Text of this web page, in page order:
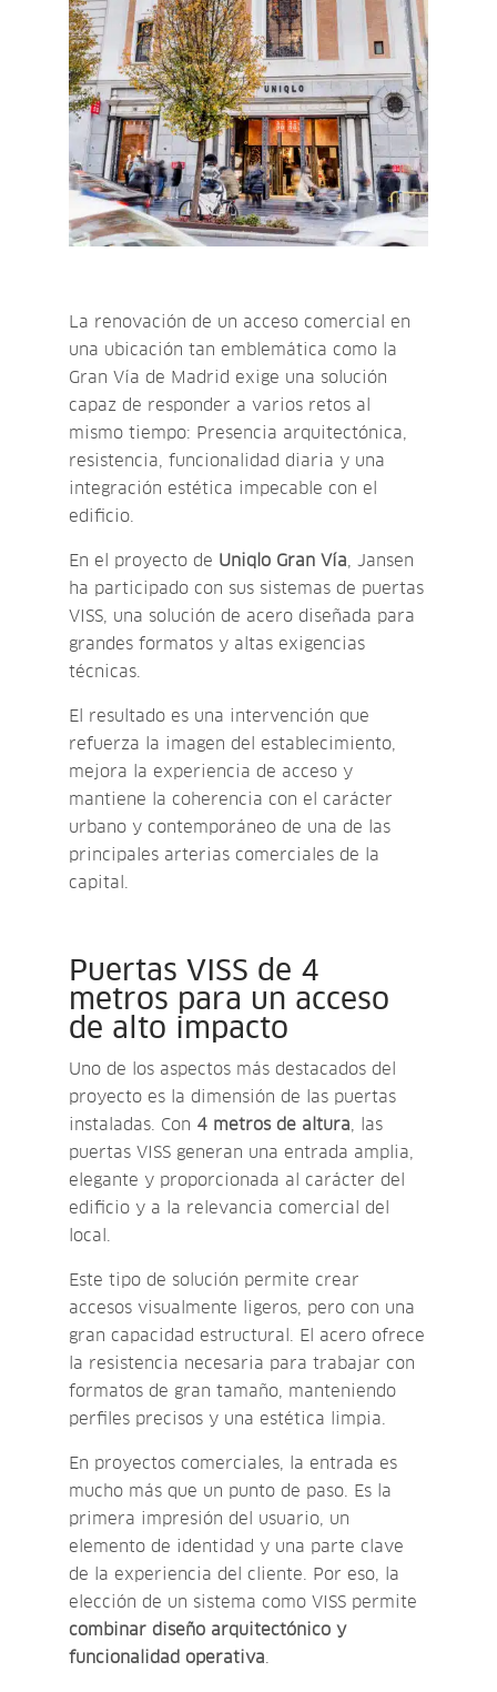
La renovación de un acceso comercial en
una ubicación tan emblemática como la
Gran Vía de Madrid exige una solución
capaz de responder a varios retos al
mismo tiempo: Presencia arquitectónica,
resistencia, funcionalidad diaria y una
integración estética impecable con el
edificio.
En el proyecto de Uniqlo Gran Vía, Jansen
ha participado con sus sistemas de puertas
VISS, una solución de acero diseñada para
grandes formatos y altas exigencias
técnicas.
El resultado es una intervención que
refuerza la imagen del establecimiento,
mejora la experiencia de acceso y
mantiene la coherencia con el carácter
urbano y contemporáneo de una de las
principales arterias comerciales de la
capital.
Puertas VISS de 4
metros para un acceso
de alto impacto
Uno de los aspectos más destacados del
proyecto es la dimensión de las puertas
instaladas. Con 4 metros de altura, las
puertas VISS generan una entrada amplia,
elegante y proporcionada al carácter del
edificio y a la relevancia comercial del
local.
Este tipo de solución permite crear
accesos visualmente ligeros, pero con una
gran capacidad estructural. El acero ofrece
la resistencia necesaria para trabajar con
formatos de gran tamaño, manteniendo
perfiles precisos y una estética limpia.
En proyectos comerciales, la entrada es
mucho más que un punto de paso. Es la
primera impresión del usuario, un
elemento de identidad y una parte clave
de la experiencia del cliente. Por eso, la
elección de un sistema como VISS permite
combinar diseño arquitectónico y
funcionalidad operativa.